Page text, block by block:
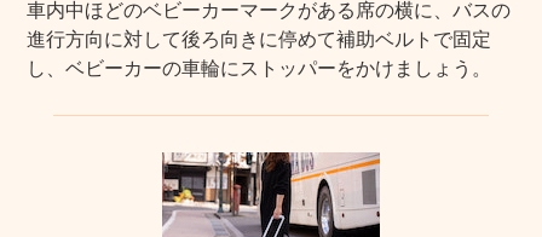
車内中ほどのベビーカーマークがある席の横に、バスの
進行方向に対して後ろ向きに停めて補助ベルトで固定
し、ベビーカーの車輪にストッパーをかけましょう。